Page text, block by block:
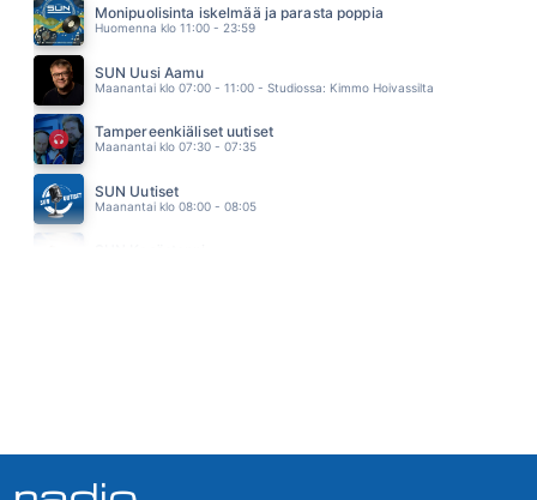
TÄHTISUMUA (feat Laura Närhi)
MIKKO KUUSTONEN
Monipuolisinta iskelmää ja parasta poppia
Huomenna klo 11:00 - 23:59
SUN Uusi Aamu
Maanantai klo 07:00 - 11:00 - Studiossa: Kimmo Hoivassilta
Tampereenkiäliset uutiset
Maanantai klo 07:30 - 07:35
SUN Uutiset
Maanantai klo 08:00 - 08:05